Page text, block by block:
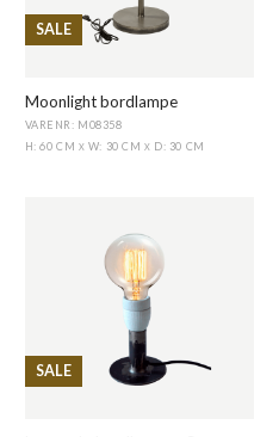
SALE
Moonlight bordlampe
VARENR: M08358
H: 60 CM X W: 30 CM X D: 30 CM
SALE